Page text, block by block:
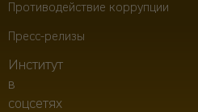
Противодействие коррупции
Пресс-релизы
Институт
в
соцсетях